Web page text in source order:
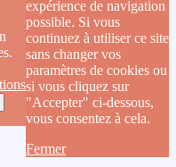
expérience de navigation
possible. Si vous
continuez à utiliser ce site
sans changer vos
paramètres de cookies ou
si vous cliquez sur
"Accepter" ci-dessous,
vous consentez à cela.
Fermer